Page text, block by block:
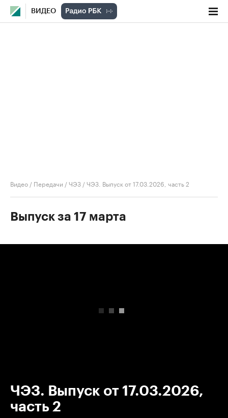
ВИДЕО
Видео / Передачи /ЧЭЗ /ЧЭЗ. Выпуск от 17.03.2026, часть 2
Выпуск за 17 марта
ЧЭЗ. Выпуск от 17.03.2026,
часть 2